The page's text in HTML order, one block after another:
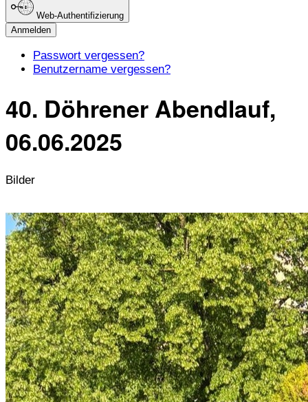
Web-Authentifizierung
Anmelden
Passwort vergessen?
Benutzername vergessen?
40. Döhrener Abendlauf,
06.06.2025
Bilder